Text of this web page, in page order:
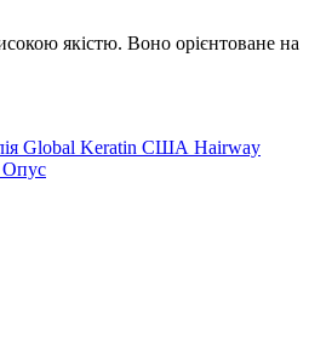
якістю. Воно орієнтоване на
Global Keratin США Hairway
Опус